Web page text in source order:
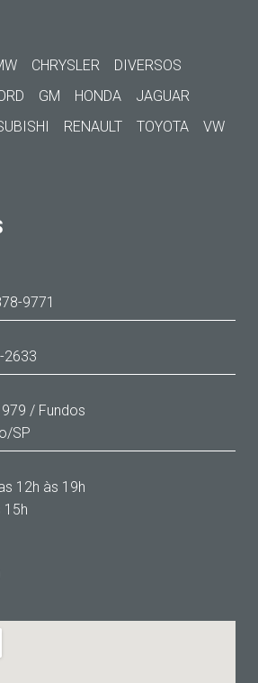
CHRYSLER
DIVERSOS
GM HONDA
JAGUAR
RENAULT TOYOTA
VW
9771
2633
979 / Fundos
SP
12h às 19h
15h